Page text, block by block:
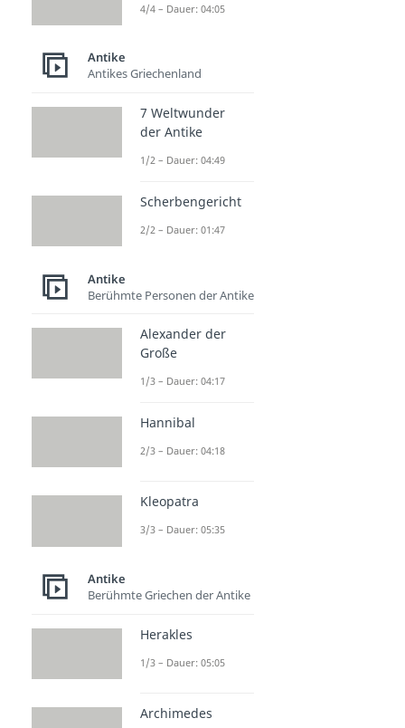
4/4 – Dauer: 04:05
Antike
Antikes Griechenland
7 Weltwunder
der Antike
1/2 – Dauer: 04:49
Scherbengericht
2/2 – Dauer: 01:47
Antike
Berühmte Personen der Antike
Alexander der
Große
1/3 – Dauer: 04:17
Hannibal
2/3 – Dauer: 04:18
Kleopatra
3/3 – Dauer: 05:35
Antike
Berühmte Griechen der Antike
Herakles
1/3 – Dauer: 05:05
Archimedes